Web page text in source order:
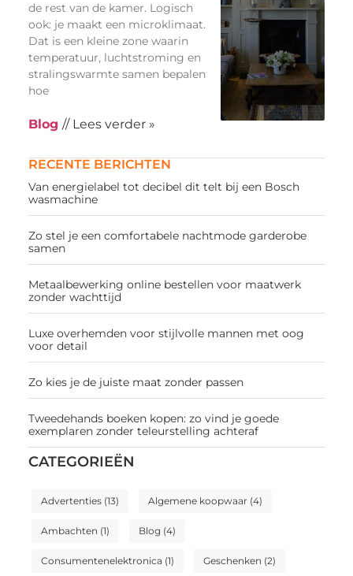
RECENTE BERICHTEN
Van energielabel tot decibel dit telt bij een Bosch
wasmachine
Zo stel je een comfortabele nachtmode garderobe
samen
Metaalbewerking online bestellen voor maatwerk
zonder wachttijd
Luxe overhemden voor stijlvolle mannen met oog
voor detail
Zo kies je de juiste maat zonder passen
Tweedehands boeken kopen: zo vind je goede
exemplaren zonder teleurstelling achteraf
CATEGORIEËN
Advertenties(13) Algemene koopwaar(4)
Ambachten (1) Blog (4)
Consumentenelektronica (1) Geschenken (2)
de rest van de kamer. Logisch
ook: je maakt een microklimaat.
Dat is een kleine zone waarin
temperatuur, luchtstroming en
stralingswarmte samen bepalen
hoe
Blog // Lees verder »